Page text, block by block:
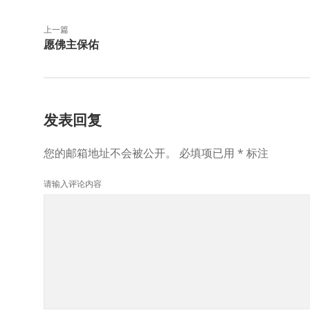
上一篇
愿佛主保佑
发表回复
您的邮箱地址不会被公开。 必填项已用 * 标注
请输入评论内容